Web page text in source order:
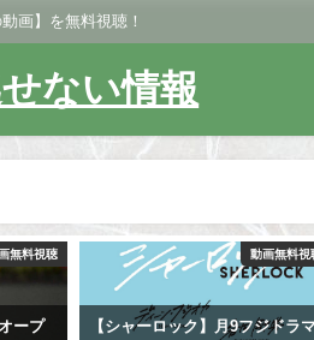
画】を無料視聴！
ない情報
無料視聴
ラマ
動画無料視
ザンビ（乃木坂46出演）は無料